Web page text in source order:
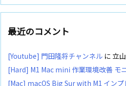
最近のコメント
[Youtube] 門田隆将チャンネル に 立
[Hard] M1 Mac mini 作業環境改善 モ
[Mac] macOS Big Sur with M1 インプ